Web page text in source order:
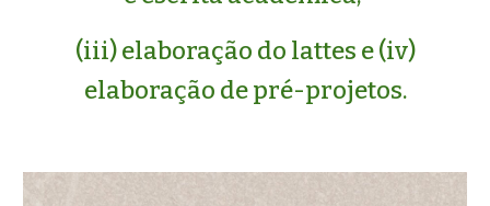
(iii) elaboração do lattes e (iv)
elaboração de pré-projetos.